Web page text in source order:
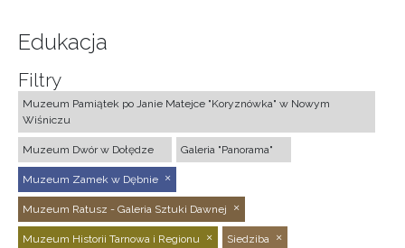
Edukacja
Filtry
Muzeum Pamiątek po Janie Matejce "Koryznówka" w Nowym
Wiśniczu
Muzeum Dwór w Dołędze Galeria "Panorama"
Muzeum Zamek w Dębnie
Muzeum Ratusz - Galeria Sztuki Dawnej
Muzeum Historii Tarnowa i Regionu Siedziba